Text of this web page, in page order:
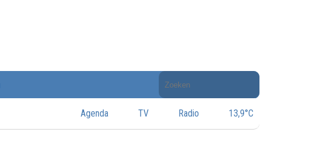
Doorzoek
de
website
Agenda TV Radio 13,9°C